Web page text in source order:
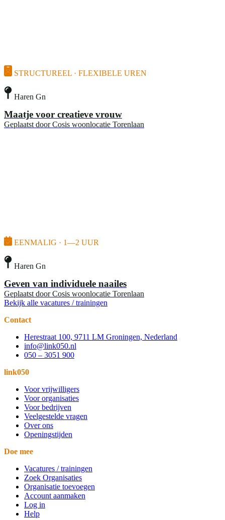
STRUCTUREEL · FLEXIBELE UREN
Haren Gn
Maatje voor creatieve vrouw
Geplaatst door Cosis woonlocatie Torenlaan
EENMALIG · 1—2 UUR
Haren Gn
Geven van individuele naailes
Geplaatst door Cosis woonlocatie Torenlaan
Bekijk alle vacatures / trainingen
Contact
Herestraat 100, 9711 LM Groningen, Nederland
info@link050.nl
050 – 3051 900
link050
Voor vrijwilligers
Voor organisaties
Voor bedrijven
Veelgestelde vragen
Over ons
Openingstijden
Doe mee
Vacatures / trainingen
Zoek Organisaties
Organisatie toevoegen
Account aanmaken
Log in
Help